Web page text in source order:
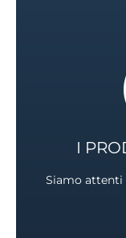
I
Siamo attenti